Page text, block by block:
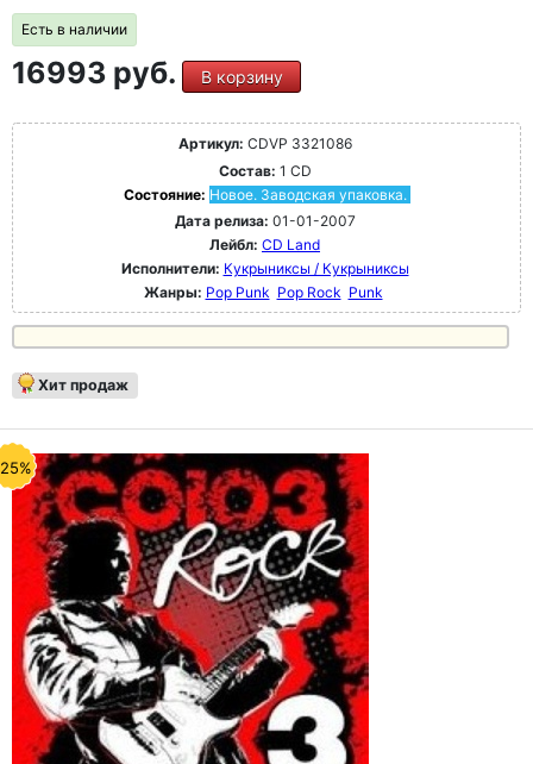
Есть в наличии
16993 руб. В корзину
Артикул: CDVP 3321086
Состав: 1 CD
Состояние: Новое. Заводская упаковка.
Дата релиза: 01-01-2007
Лейбл: CD Land
Исполнители: Кукрыниксы / Кукрыниксы
Жанры: Pop Punk Pop Rock Punk
Хит продаж